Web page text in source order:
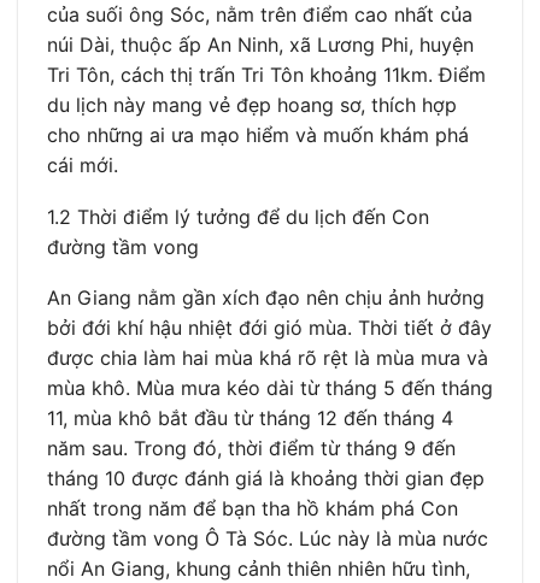
của suối ông Sóc, nằm trên điểm cao nhất của
núi Dài, thuộc ấp An Ninh, xã Lương Phi, huyện
Tri Tôn, cách thị trấn Tri Tôn khoảng 11km. Điểm
du lịch này mang vẻ đẹp hoang sơ, thích hợp
cho những ai ưa mạo hiểm và muốn khám phá
cái mới.
1.2 Thời điểm lý tưởng để du lịch đến Con
đường tầm vong
An Giang nằm gần xích đạo nên chịu ảnh hưởng
bởi đới khí hậu nhiệt đới gió mùa. Thời tiết ở đây
được chia làm hai mùa khá rõ rệt là mùa mưa và
mùa khô. Mùa mưa kéo dài từ tháng 5 đến tháng
11, mùa khô bắt đầu từ tháng 12 đến tháng 4
năm sau. Trong đó, thời điểm từ tháng 9 đến
tháng 10 được đánh giá là khoảng thời gian đẹp
nhất trong năm để bạn tha hồ khám phá Con
đường tầm vong Ô Tà Sóc. Lúc này là mùa nước
nổi An Giang, khung cảnh thiên nhiên hữu tình,